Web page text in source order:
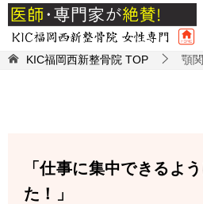
KIC福岡西新整骨院 TOP 顎
「仕事に集中できるよ
た！」